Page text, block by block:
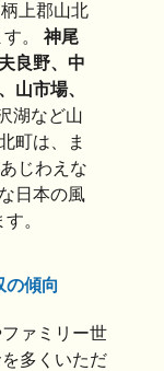
上郡山北
。 神尾
良野、中
山市場、
湖など山
町は、ま
じわえな
日本の風
。
の傾向
ァミリー世
多くいただ